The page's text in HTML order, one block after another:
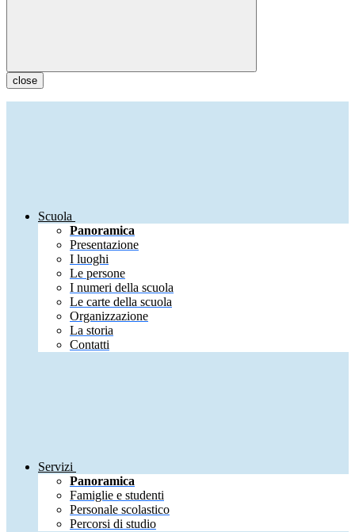
close
Scuola
Panoramica
Presentazione
I luoghi
Le persone
I numeri della scuola
Le carte della scuola
Organizzazione
La storia
Contatti
Servizi
Panoramica
Famiglie e studenti
Personale scolastico
Percorsi di studio